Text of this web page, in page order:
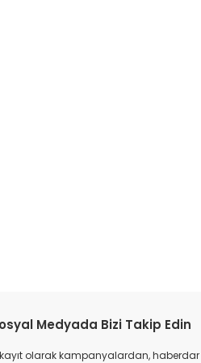
Medyada Bizi Takip Edin
olarak kampanyalardan,